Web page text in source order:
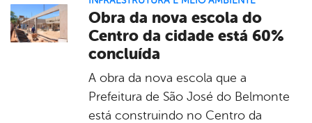
Obra da nova escola do
Centro da cidade está 60%
concluída
A obra da nova escola que a
Prefeitura de São José do Belmonte
está construindo no Centro da